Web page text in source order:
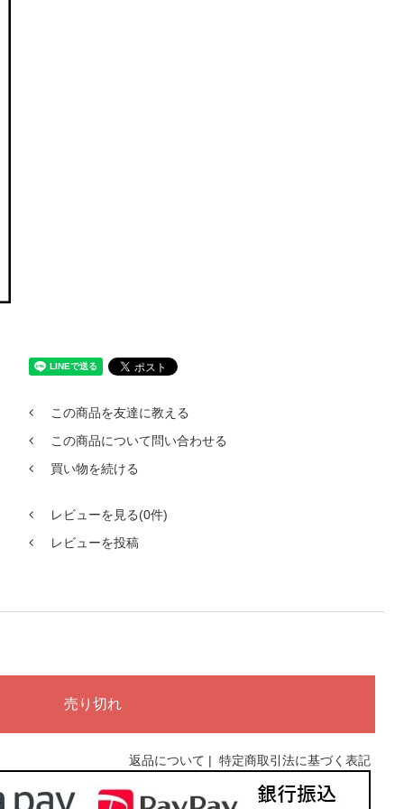
この商品を友達に教える
この商品について問い合わせる
買い物を続ける
レビューを見る(0件)
レビューを投稿
返品について | 特定商取引法に基づく表記